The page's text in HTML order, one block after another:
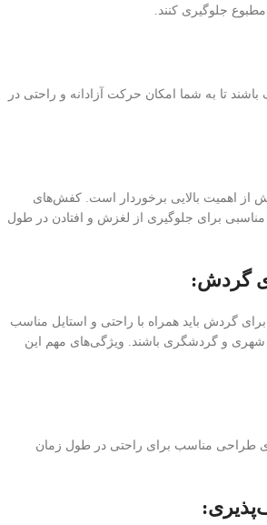
جلوگیری کنند.
تا به شما امکان حرکت آزادانه و راحتی در
از اهمیت بالایی برخوردار است. کفش‌های
برای جلوگیری از لغزش و افتادن در طول
گردش:
گردش باید همراه با راحتی و استایل مناسب
و گردشگری باشند. ویژگی‌های مهم این
طراحی مناسب برای راحتی در طول زمان